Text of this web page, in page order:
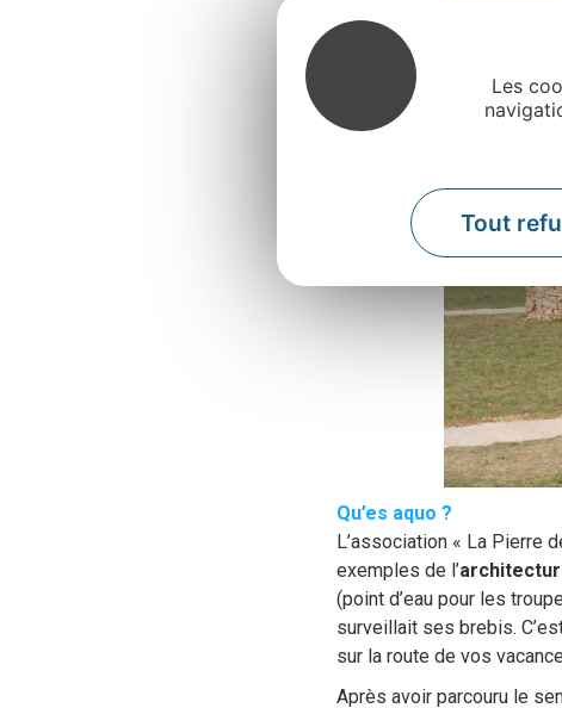
Les
Tout
Qu’es aquo ?
L’association « La Pierre
exemples de l’
(point d’eau pour les
surveillait ses brebis.
sur la route de vos
Après avoir parcouru le